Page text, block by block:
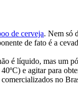
de cerveja. Nem só
de fato é a
é líquido, mas um
e agitar para
no